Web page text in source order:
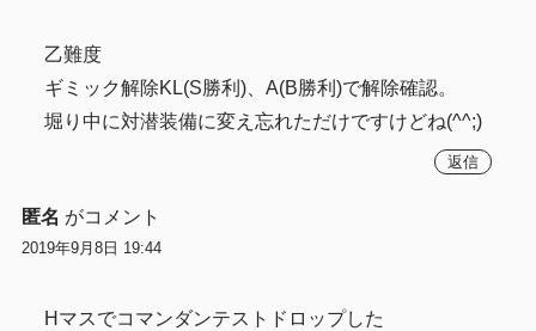
乙難度
ギミック解除KL(S勝利)、A(B勝利)で解除確認。
堀り中に対潜装備に変え忘れただけですけどね(^^;)
返信
匿名 がコメント
2019年9月8日 19:44
Hマスでコマンダンテストドロップした